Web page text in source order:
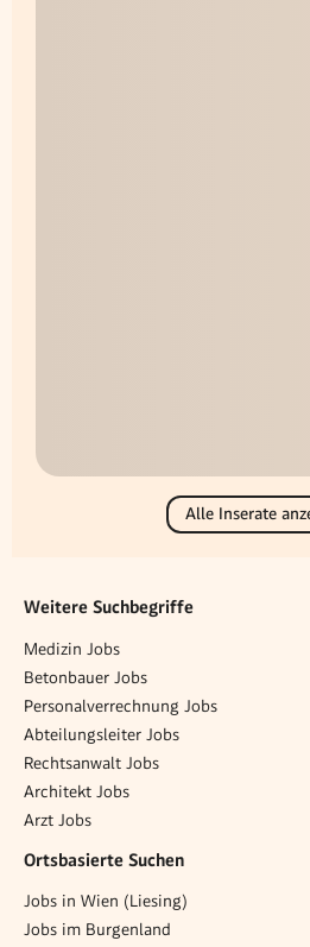
Alle Inserate
Weitere Suchbegriffe
Medizin Jobs
Betonbauer Jobs
Personalverrechnung Jobs
Abteilungsleiter Jobs
Rechtsanwalt Jobs
Architekt Jobs
Arzt Jobs
Ortsbasierte Suchen
Jobs in Wien (Liesing)
Jobs im Burgenland